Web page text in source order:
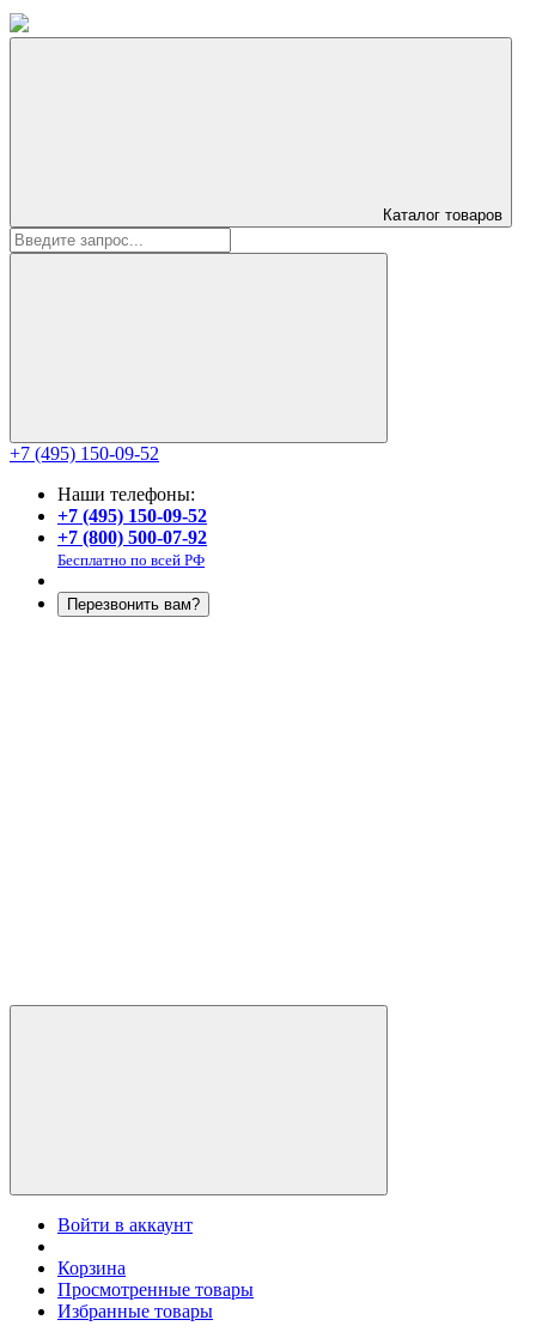
Каталог товаров
+7 (495) 150-09-52
Наши телефоны:
+7 (495) 150-09-52
+7 (800) 500-07-92
Бесплатно по всей РФ
Перезвонить вам?
Войти в аккаунт
Корзина
Просмотренные товары
Избранные товары